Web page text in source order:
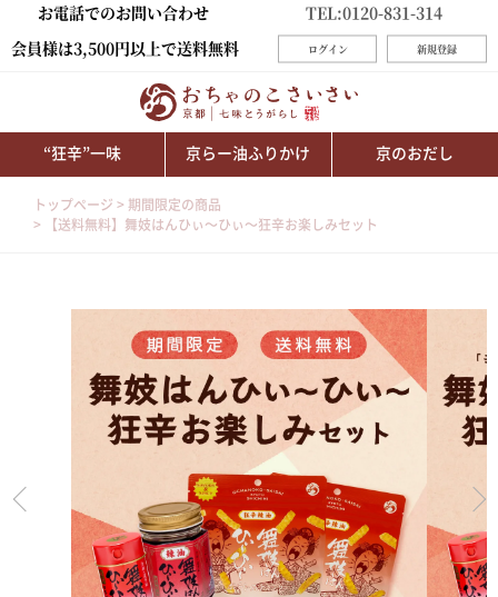
お電話でのお問い合わせ
TEL:0120-831-314
会員様は3,500円以上で送料無料
ログイン 新規登録
“狂辛”一味 京らー油ふりかけ 京のおだし
トップページ
期間限定の商品
【送料無料】舞妓はんひぃ～ひぃ～狂辛お楽しみセット